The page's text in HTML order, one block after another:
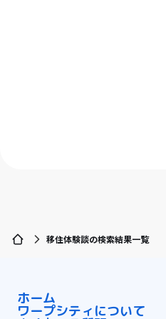
移住体験談の検索結果一覧
ホーム
ワープシティについて